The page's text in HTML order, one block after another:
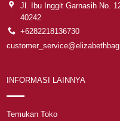
Jl. Ibu Inggit Garnasih No.
40242
+6282218136730
INFORMASI LAINNYA
Temukan Toko